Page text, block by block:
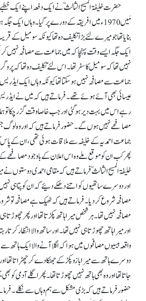
حضرت خلیفۃ المسیح الثالثؒ نے ایک دفعہ اپنے ایک خطبے
مَیں 1970ء میں افریقہ کے دورے پر گیا۔ وہاں ایک
بنایا تھا جو میرے لئے بڑا تکلیف دہ تھا کیونکہ سو میل
ایک جگہ ایسے وقت پہنچا کہ میں جماعت سے مصافحہ نہیں
نہیں تھا کہ سو میل کا سفر تھا۔ اس لئے تکلیف دہ تھا کہ
جماعت سے مصافحہ نہیں ہو سکتا تھا کیونکہ وہاں ایک ایڈریس
عیسائی بھی آئے ہوئے تھے۔ فرماتے ہیں کہ میں نے
رہے اس میں بہت دیر ہو گئی اور جب خاصا وقت گزر چکا تو
مصافحے نہیں ہوں گے۔ حضور فرماتے ہیں کہ اور وہ لوگ
جماعت احمدیہ کے خلیفہ سے ملاقات ہوئی تھی، ان کے پاس گیا
پھر کب ان کو موقع ملے وہ اس اعلان کے باوجود
خلیفۃ المسیح الثالثؒ فرماتے ہیں کہ مقامی احمدی دوستوں
اور دوسرے ساتھیوں کو اتنے دھکے دئیے کہ ان کو پتا ہی
مصافحہ شروع کر دیا۔ فرماتے ہیں کہ ٹھیک ہے مصافحہ تو
مصافحہ نہیں تھا۔ ہر شخص میرا ہاتھ پکڑتا تھا اور پھر چھوڑتا ہی
اور میرا ہاتھ چھوڑتا ہی نہیں تھا۔ اور ساتھ والا انتظار کرتا
واقعہ بیسیوں مصافحوں میں ہوا کہ اگلا آنے والا ایک ہاتھ سے
دوسرے ہاتھ سے میرا بازو پکڑ کے جھٹکا دے کر چھڑاتا تھا
جاتا تھا اور وہ بھی ہاتھ نہیں چھوڑتا تھا۔ پھر اگلے آدمی کو
حضور فرماتے ہیں کہ بڑی مشکل سے ہم وہاں سے نکلے۔